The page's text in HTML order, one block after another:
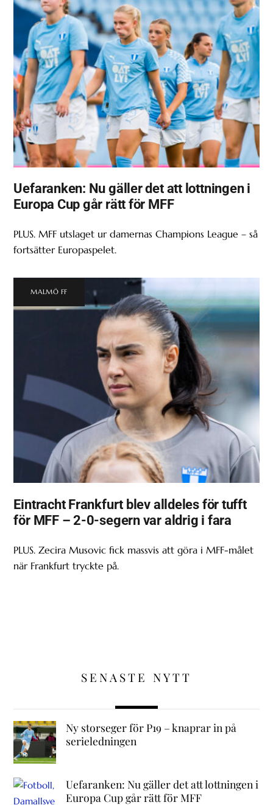
Uefaranken: Nu gäller det att lottningen i
Europa Cup går rätt för MFF
PLUS. MFF utslaget ur damernas Champions League – så
fortsätter Europaspelet.
MALMÖ FF
Eintracht Frankfurt blev alldeles för tufft
för MFF – 2-0-segern var aldrig i fara
PLUS. Zecira Musovic fick massvis att göra i MFF-målet
när Frankfurt tryckte på.
SENASTE NYTT
Ny storseger för P19 – knaprar in på
serieledningen
Uefaranken: Nu gäller det att lottningen i
Europa Cup går rätt för MFF